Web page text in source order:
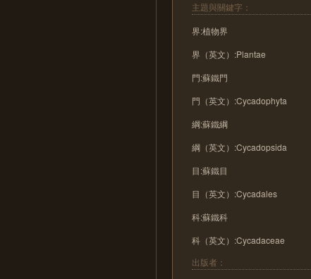
主題與關鍵字：
界:植物界
界（英文）:Plantae
門:蘇鐵門
門（英文）:Cycadophyta
綱:蘇鐵綱
綱（英文）:Cycadopsida
目:蘇鐵目
目（英文）:Cycadales
科:蘇鐵科
科（英文）:Cycadaceae
出版者：